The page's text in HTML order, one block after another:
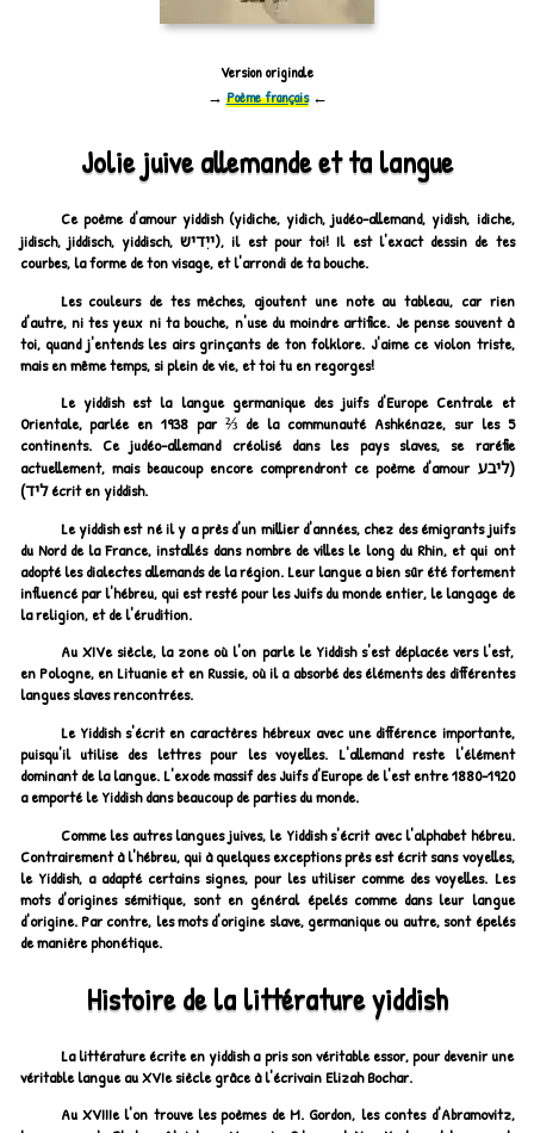
Version originale
→ Poème français←
Jolie juive allemande et ta langue
Ce poème d'amour yiddish (yidiche, yidich, judéo-allemand, yidish, idiche,
jidisch, jiddisch, yiddisch,ייִדיש), il est pour toi! Il est l'exact dessin de tes
courbes, la forme de ton visage, et l'arrondi de ta bouche.
Les couleurs de tes mèches, ajoutent une note au tableau, car rien
d'autre, ni tes yeux ni ta bouche, n'use du moindre artifice. Je pense souvent à
toi, quand j'entends les airs grinçants de ton folklore. J'aime ce violon triste,
mais en même temps, si plein de vie, et toi tu en regorges!
Le yiddish est la langue germanique des juifs d'Europe Centrale et
Orientale, parlée en 1938 par ⅔ de la communauté Ashkénaze, sur les 5
continents. Ce judéo-allemand créolisé dans les pays slaves, se raréfie
actuellement, mais beaucoup encore comprendront ce poème d'amour (ליבע
ליד)écrit en yiddish.
Le yiddish est né il y a près d'un millier d'années, chez des émigrants juifs
du Nord de la France, installés dans nombre de villes le long du Rhin, et qui ont
adopté les dialectes allemands de la région. Leur langue a bien sûr été fortement
influencé par l'hébreu, qui est resté pour les Juifs du monde entier, le langage de
la religion, et de l'érudition.
Au XIVe siècle, la zone où l'on parle le Yiddish s'est déplacée vers l'est,
en Pologne, en Lituanie et en Russie, où il a absorbé des éléments des différentes
langues slaves rencontrées.
Le Yiddish s'écrit en caractères hébreux avec une différence importante,
puisqu'il utilise des lettres pour les voyelles. L'allemand reste l'élément
dominant de la langue. L'exode massif des Juifs d'Europe de l'est entre 1880-1920
a emporté le Yiddish dans beaucoup de parties du monde.
Comme les autres langues juives, le Yiddish s'écrit avec l'alphabet hébreu.
Contrairement à l'hébreu, qui à quelques exceptions près est écrit sans voyelles,
le Yiddish, a adapté certains signes, pour les utiliser comme des voyelles. Les
mots d'origines sémitique, sont en général épelés comme dans leur langue
d'origine. Par contre, les mots d'origine slave, germanique ou autre, sont épelés
de manière phonétique.
Histoire de la littérature yiddish
La littérature écrite en yiddish a pris son véritable essor, pour devenir une
véritable langue au XVIe siècle grâce à l'écrivain Elizah Bochar.
Au XVIIIe l'on trouve les poèmes de M. Gordon, les contes d'Abramovitz,